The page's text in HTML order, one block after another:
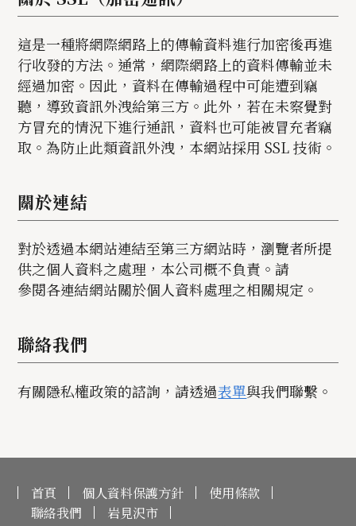
這是一種將網際網路上的傳輸資料進行加密後再進
行收發的方法。通常，網際網路上的資料傳輸並未
經過加密。因此，資料在傳輸過程中可能遭到竊
聽，導致資訊外洩給第三方。此外，若在未察覺對
方冒充的情況下進行通訊，資料也可能被冒充者竊
取。為防止此類資訊外洩，本網站採用 SSL 技術。
關於連結
對於透過本網站連結至第三方網站時，瀏覽者所提
供之個人資料之處理，本公司概不負責。請
參閱各連結網站關於個人資料處理之相關規定。
聯絡我們
有關隱私權政策的諮詢，請透過表單與我們聯繫。
首頁 個人資料保護方針
使用條款
聯絡我們
岩見沢市